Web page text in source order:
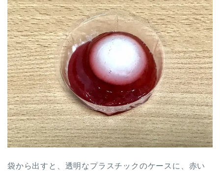
袋から出すと、透明なプラスチックのケースに、赤い